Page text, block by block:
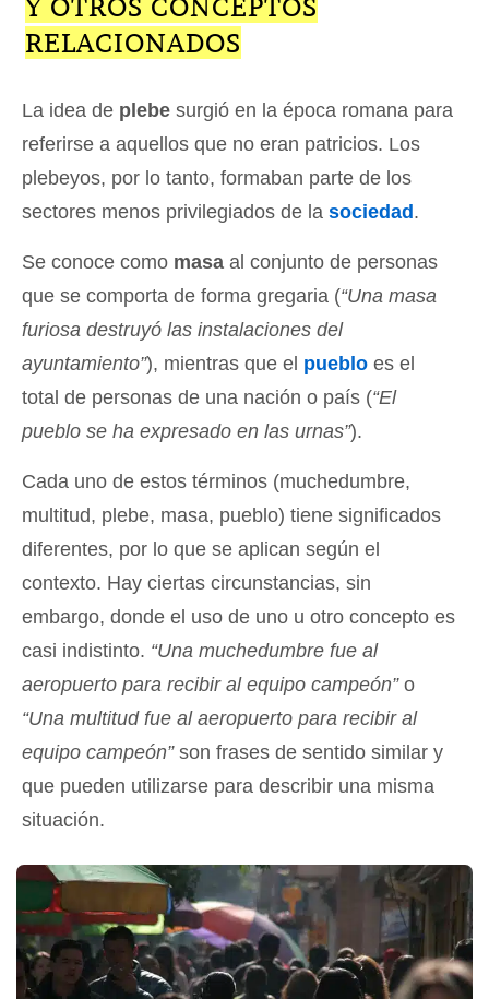
RELACIONADOS
La idea de plebe surgió en la época romana para
referirse a aquellos que no eran patricios. Los
plebeyos, por lo tanto, formaban parte de los
sectores menos privilegiados de la sociedad.
Se conoce como masa al conjunto de personas
que se comporta de forma gregaria (“Una masa
furiosa destruyó las instalaciones del
ayuntamiento”), mientras que el pueblo es el
total de personas de una nación o país (“El
pueblo se ha expresado en las urnas”).
Cada uno de estos términos (muchedumbre,
multitud, plebe, masa, pueblo) tiene significados
diferentes, por lo que se aplican según el
contexto. Hay ciertas circunstancias, sin
embargo, donde el uso de uno u otro concepto es
casi indistinto. “Una muchedumbre fue al
aeropuerto para recibir al equipo campeón”o
“Una multitud fue al aeropuerto para recibir al
equipo campeón”son frases de sentido similar y
que pueden utilizarse para describir una misma
situación.